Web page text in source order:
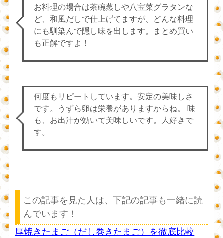
お料理の場合は茶碗蒸しや八宝菜グラタンな
ど、和風だしで仕上げてますが、どんな料理
にも馴染んで隠し味を出します。まとめ買い
も正解ですよ！
何度もリピートしています。安定の美味しさ
です。うずら卵は栄養がありますからね。 味
も、お出汁が効いて美味しいです。大好きで
す。
この記事を見た人は、下記の記事も一緒に読
んでいます！
厚焼きたまご（だし巻きたまご）を徹底比較